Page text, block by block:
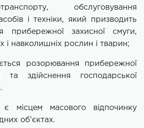
обслуговування
і техніки, який призводить
прибережної захисної смуги,
і навколишніх рослин і тварин;
розорювання прибережної
та здійснення господарської
місцем масового відпочинку
об’єктах.